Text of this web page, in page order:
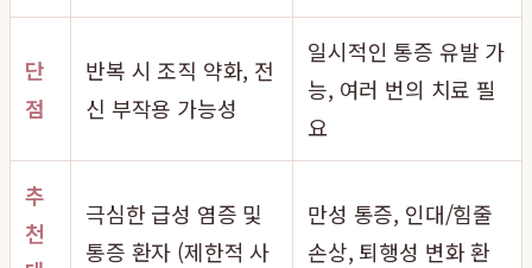
단
점
반복 시 조직 약화, 전
신 부작용 가능성
일시적인 통증 유발 가
능, 여러 번의 치료 필
요
추
천
극심한 급성 염증 및
통증 환자 (제한적 사
만성 통증, 인대/힘줄
손상, 퇴행성 변화 환